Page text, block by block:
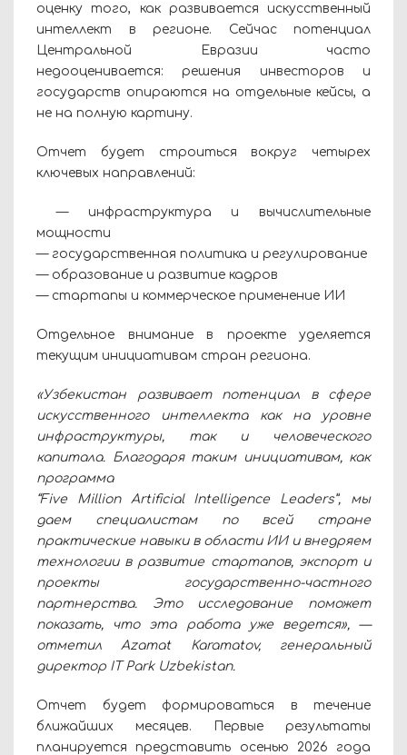
оценку того, как развивается искусственный
интеллект в регионе. Сейчас потенциал
Центральной Евразии часто
недооценивается: решения инвесторов и
государств опираются на отдельные кейсы, а
не на полную картину.
Отчет будет строиться вокруг четырех
ключевых направлений:
— инфраструктура и вычислительные
мощности
— государственная политика и регулирование
— образование и развитие кадров
— стартапы и коммерческое применение ИИ
Отдельное внимание в проекте уделяется
текущим инициативам стран региона.
«Узбекистан развивает потенциал в сфере
искусственного интеллекта как на уровне
инфраструктуры, так и человеческого
капитала. Благодаря таким инициативам, как
программа
“Five Million Artificial Intelligence Leaders”, мы
даем специалистам по всей стране
практические навыки в области ИИ и внедряем
технологии в развитие стартапов, экспорт и
проекты государственно-частного
партнерства. Это исследование поможет
показать, что эта работа уже ведется», —
отметил Azamat Karamatov, генеральный
директор IT Park Uzbekistan.
Отчет будет формироваться в течение
ближайших месяцев. Первые результаты
планируется представить осенью 2026 года